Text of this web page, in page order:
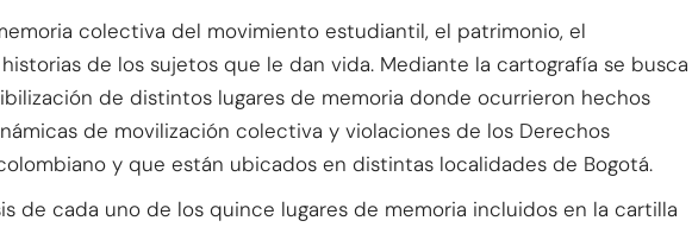
colectiva del movimiento estudiantil, el patrimonio, el
de los sujetos que le dan vida. Mediante la cartografía se busca
de distintos lugares de memoria donde ocurrieron hechos
de movilización colectiva y violaciones de los Derechos
y que están ubicados en distintas localidades de Bogotá.
de cada uno de los quince lugares de memoria incluidos en la cartilla